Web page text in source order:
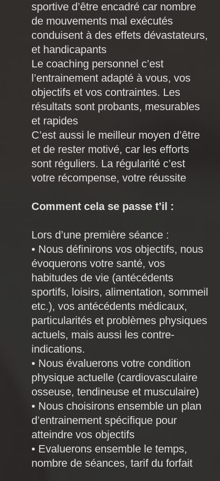
sportive d’être encadré car nombre
de mouvements mal exécutés
conduisent à des effets dévastateurs,
et handicapants
Le coaching personnel c’est
l’entrainement adapté à vous, vos
objectifs et vos contraintes. Les
résultats sont probants, mesurables
et rapides
C’est aussi le meilleur moyen d’être
et de rester motivé, car les efforts
sont réguliers. La régularité c’est
votre récompense, votre réussite
Comment cela se passe t’il :
Lors d’une première séance :
• Nous définirons vos objectifs, nous
évoquerons votre santé, vos
habitudes de vie (antécédents
sportifs, loisirs, alimentation, sommeil
etc.), vos antécédents médicaux,
particularités et problèmes physiques
actuels, mais aussi les contre-
indications.
• Nous évaluerons votre condition
physique actuelle (cardiovasculaire
osseuse, tendineuse et musculaire)
• Nous choisirons ensemble un plan
d’entrainement spécifique pour
atteindre vos objectifs
• Evaluerons ensemble le temps,
nombre de séances, tarif du forfait